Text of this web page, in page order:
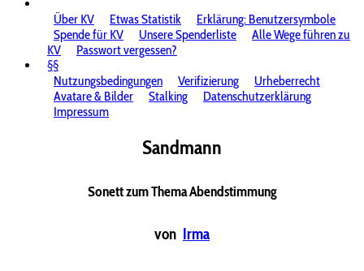
Über KV
Etwas Statistik
Erklärung: Benutzersymbole
Spende für KV
Unsere Spenderliste
Alle Wege führen zu
KV
Passwort vergessen?
§§
Nutzungsbedingungen
Verifizierung
Urheberrecht
Avatare & Bilder
Stalking
Datenschutzerklärung
Impressum
Sandmann
Sonett zum Thema Abendstimmung
von Irma